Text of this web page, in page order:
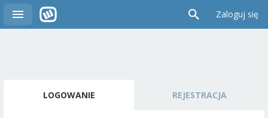
Zaloguj się
LOGOWANIE REJESTRACJA